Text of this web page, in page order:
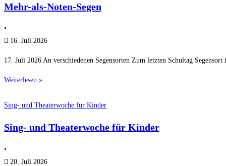
Mehr-als-Noten-Segen
•
16. Juli 2026
17. Juli 2026 An verschiedenen Segensorten Zum letzten Schultag
Weiterlesen »
Sing- und Theaterwoche für Kinder
Sing- und Theaterwoche für Kinder
•
20. Juli 2026